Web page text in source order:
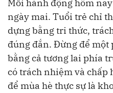
Mỗi hành động hôm
ngày mai. Tuổi trẻ chỉ
dựng bằng tri thức,
đúng đắn. Đừng để một
bằng cả tương lai phía
có trách nhiệm và chấp
để mùa hè thực sự là